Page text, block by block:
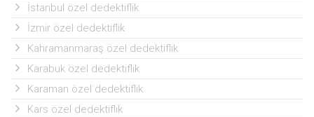
İstanbul özel dedektiflik
İzmir özel dedektiflik
Kahramanmaraş özel dedektiflik
Karabuk özel dedektiflik
Karaman özel dedektiflik
Kars özel dedektiflik